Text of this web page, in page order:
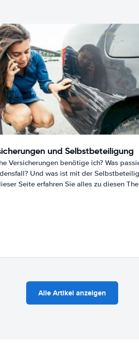
und Selbstbeteiligung
Versicherungen benötige ich? Was
Und was ist mit der
Seite erfahren Sie alles zu diesen
Alle Artikel anzeigen